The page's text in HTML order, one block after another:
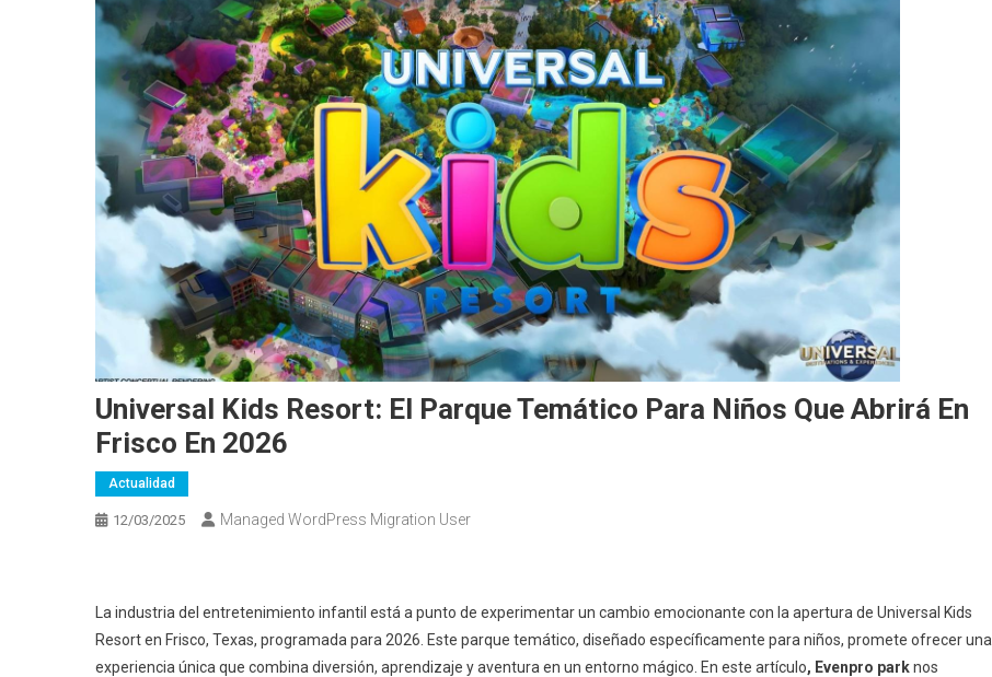
Universal Kids Resort: El Parque Temático Para Niños Que Abrirá En
Frisco En 2026
Actualidad
12/03/2025 Managed WordPress Migration User
La industria del entretenimiento infantil está a punto de experimentar un cambio emocionante con la apertura de Universal Kids
Resort en Frisco, Texas, programada para 2026. Este parque temático, diseñado específicamente para niños, promete ofrecer una
experiencia única que combina diversión, aprendizaje y aventura en un entorno mágico. En este artículo, Evenpro parknos